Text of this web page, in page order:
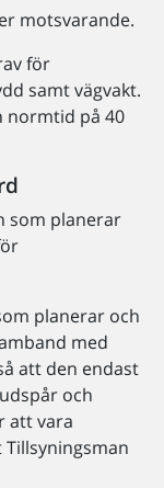
motsvarande.
för
samt vägvakt.
normtid på 40
som planerar
planerar och
med
att den endast
och
att vara